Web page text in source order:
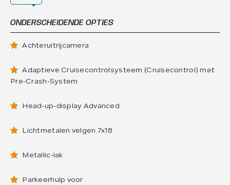
ONDERSCHEIDENDE OPTIES
Achteruitrijcamera
Adaptieve Cruisecontrolsysteem (Cruisecontrol) met
Pre-Crash-System
Head-up-display Advanced
Lichtmetalen velgen 7x18
Metallic-lak
Parkeerhulp voor